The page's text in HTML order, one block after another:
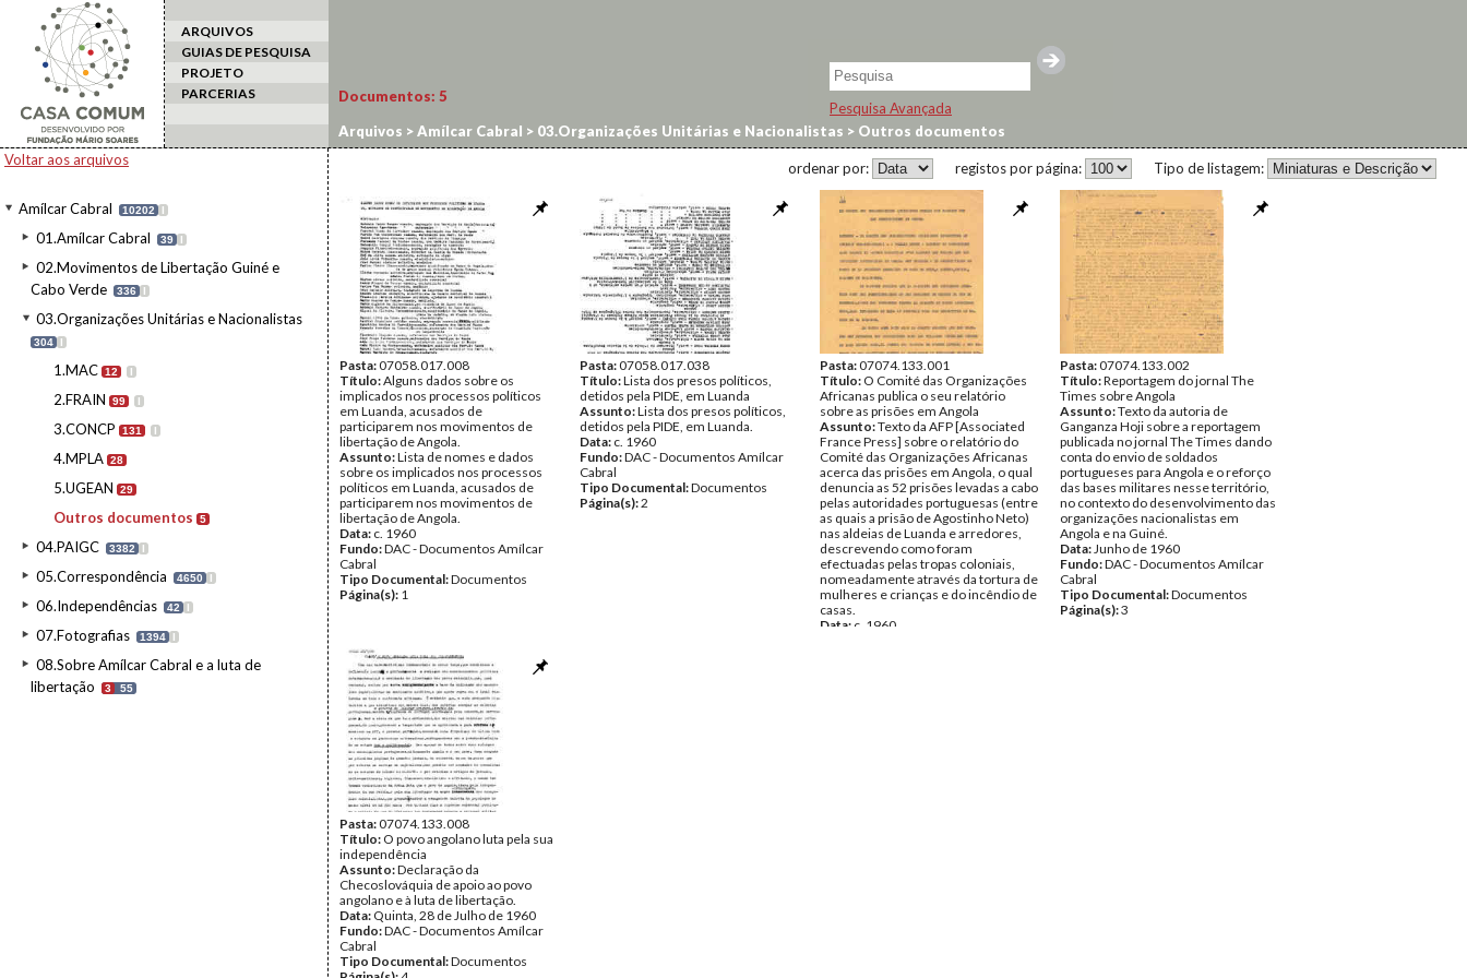
ARQUIVOS
GUIAS DE PESQUISA
PROJETO
PARCERIAS
Pesquisa Avançada
Voltar aos arquivos
Amílcar Cabral 10202 I
01.Amílcar Cabral 39 I
02.Movimentos de Libertação Guiné e
Cabo Verde
336 I
03.Organizações Unitárias e Nacionalistas
304 I
1.MAC 12 I
2.FRAIN 99 I
3.CONCP 131 I
4.MPLA 28
5.UGEAN 29
Outros documentos 5
04.PAIGC 3382 I
05.Correspondência 4650 I
06.Independências 42 I
07.Fotografias 1394 I
08.Sobre Amílcar Cabral e a luta de
libertação
3 55
Documentos: 5
Arquivos >Amílcar Cabral > 03.Organizações Unitárias e Nacionalistas > Outros documentos
Tipo de listagem:
registos por página:
ordenar por:
Pasta:07058.017.008
Título:Alguns dados sobre os
implicados nos processos políticos
em Luanda, acusados de
participarem nos movimentos de
libertação de Angola.
Assunto:Lista de nomes e dados
sobre os implicados nos processos
políticos em Luanda, acusados de
participarem nos movimentos de
libertação de Angola.
Data: c. 1960
Fundo:DAC - Documentos Amílcar
Cabral
Tipo Documental:Documentos
Página(s): 1
Pasta:07058.017.038
Título:Lista dos presos políticos,
detidos pela PIDE, em Luanda
Assunto:Lista dos presos políticos,
detidos pela PIDE, em Luanda.
Data: c. 1960
Fundo:DAC - Documentos Amílcar
Cabral
Tipo Documental:Documentos
Página(s):2
Pasta:07074.133.001
Título: O Comité das Organizações
Africanas publica o seu relatório
sobre as prisões em Angola
Assunto:Texto da AFP [Associated
France Press] sobre o relatório do
Comité das Organizações Africanas
acerca das prisões em Angola, o qual
denuncia as 52 prisões levadas a cabo
pelas autoridades portuguesas (entre
as quais a prisão de Agostinho Neto)
nas aldeias de Luanda e arredores,
descrevendo como foram
efectuadas pelas tropas coloniais,
nomeadamente através da tortura de
mulheres e crianças e do incêndio de
casas.
Data: c. 1960
Pasta:07074.133.002
Título:Reportagem do jornal The
Times sobre Angola
Assunto:Texto da autoria de
Ganganza Hoji sobre a reportagem
publicada no jornal The Times dando
conta do envio de soldados
portugueses para Angola e o reforço
das bases militares nesse território,
no contexto do desenvolvimento das
organizações nacionalistas em
Angola e na Guiné.
Data:Junho de 1960
Fundo:DAC - Documentos Amílcar
Cabral
Tipo Documental:Documentos
Página(s):3
Pasta:07074.133.008
Título: O povo angolano luta pela sua
independência
Assunto:Declaração da
Checoslováquia de apoio ao povo
angolano e à luta de libertação.
Data: Quinta, 28 de Julho de 1960
Fundo:DAC - Documentos Amílcar
Cabral
Tipo Documental:Documentos